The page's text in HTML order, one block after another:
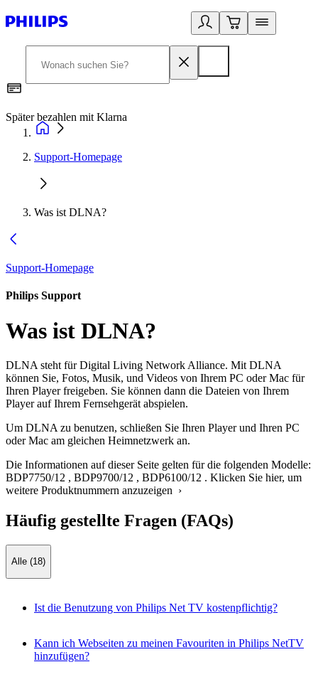
Später bezahlen mit Klarna
Support-Homepage
Was ist DLNA?
Support-Homepage
Philips Support
Was ist DLNA?
DLNA steht für Digital Living Network Alliance. Mit DLNA
können Sie, Fotos, Musik, und Videos von Ihrem PC oder Mac für
Ihren Player freigeben. Sie können dann die Dateien von Ihrem
Player auf Ihrem Fernsehgerät abspielen.
Um DLNA zu benutzen, schließen Sie Ihren Player und Ihren PC
oder Mac am gleichen Heimnetzwerk an.
Die Informationen auf dieser Seite gelten für die folgenden Modelle:
BDP7750/12 , BDP9700/12 , BDP6100/12 . Klicken Sie hier, um
weitere Produktnummern anzuzeigen ›
Häufig gestellte Fragen (FAQs)
Alle (18)
Ist die Benutzung von Philips Net TV kostenpflichtig?
Kann ich Webseiten zu meinen Favouriten in Philips NetTV
hinzufügen?